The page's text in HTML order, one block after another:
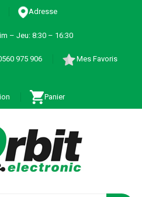
Adresse
– Jeu: 8:30 – 16:30
975 906 Mes Favoris
Panier